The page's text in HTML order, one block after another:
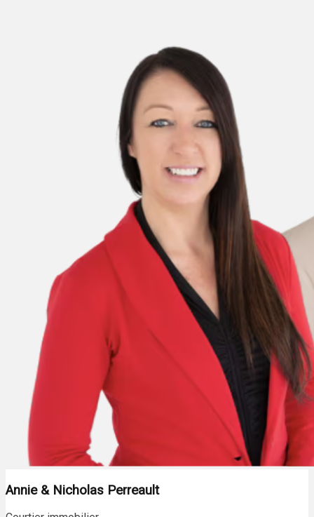
Annie & Nicholas Perreault